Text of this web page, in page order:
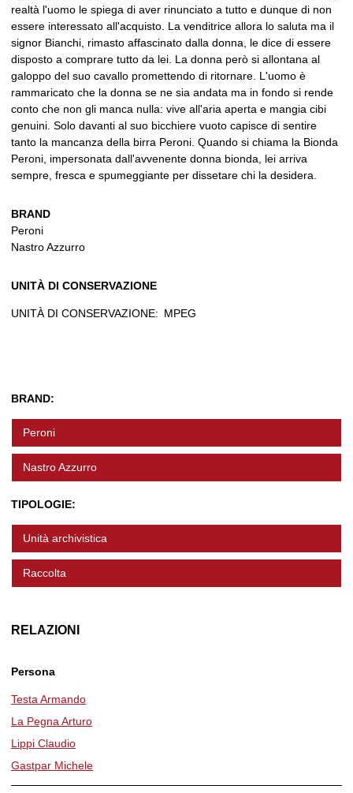
realtà l'uomo le spiega di aver rinunciato a tutto e dunque di non
essere interessato all'acquisto. La venditrice allora lo saluta ma il
signor Bianchi, rimasto affascinato dalla donna, le dice di essere
disposto a comprare tutto da lei. La donna però si allontana al
galoppo del suo cavallo promettendo di ritornare. L'uomo è
rammaricato che la donna se ne sia andata ma in fondo si rende
conto che non gli manca nulla: vive all'aria aperta e mangia cibi
genuini. Solo davanti al suo bicchiere vuoto capisce di sentire
tanto la mancanza della birra Peroni. Quando si chiama la Bionda
Peroni, impersonata dall'avvenente donna bionda, lei arriva
sempre, fresca e spumeggiante per dissetare chi la desidera.
BRAND
Peroni
Nastro Azzurro
UNITÀ DI CONSERVAZIONE
UNITÀ DI CONSERVAZIONE: MPEG
BRAND:
Peroni
Nastro Azzurro
TIPOLOGIE:
Unità archivistica
Raccolta
RELAZIONI
Persona
Testa Armando
La Pegna Arturo
Lippi Claudio
Gastpar Michele